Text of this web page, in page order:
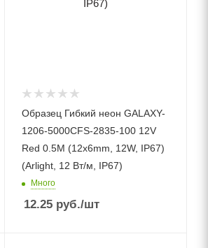
Образец Гибкий неон GALAXY-
1206-5000CFS-2835-100 12V
Red 0.5M (12x6mm, 12W, IP67)
(Arlight, 12 Вт/м, IP67)
Много
12.25 руб./шт